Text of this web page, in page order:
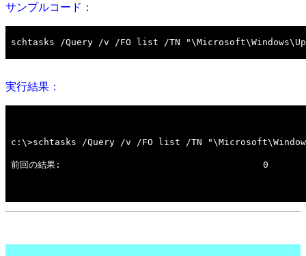
サンプルコード：
実行結果：